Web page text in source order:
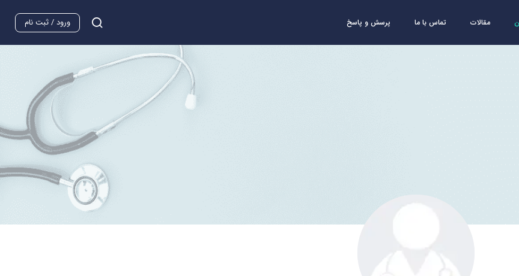
مقالات تماس با ما پرسش و پاسخ ورود / ثبت نام